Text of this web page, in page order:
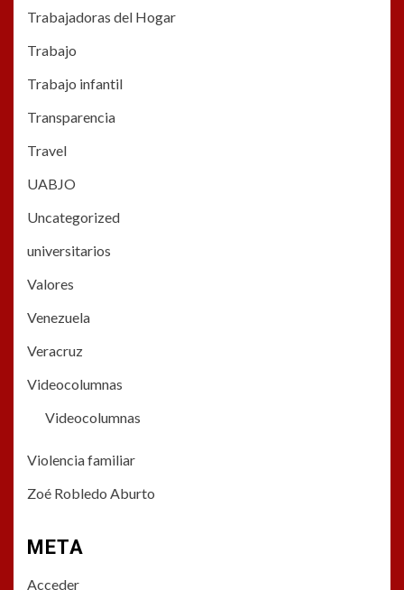
Trabajadoras del Hogar
Trabajo
Trabajo infantil
Transparencia
Travel
UABJO
Uncategorized
universitarios
Valores
Venezuela
Veracruz
Videocolumnas
Videocolumnas
Violencia familiar
Zoé Robledo Aburto
META
Acceder